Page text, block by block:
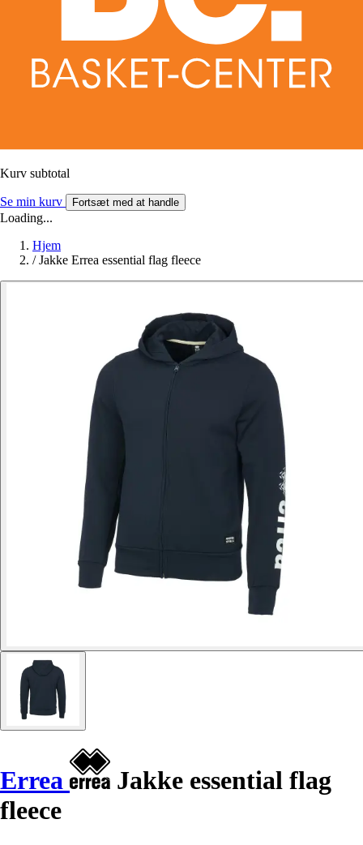
Kurv subtotal
Se min kurv Fortsæt med at handle
Loading...
Hjem
/ Jakke Errea essential flag fleece
Errea
Jakke essential flag
fleece